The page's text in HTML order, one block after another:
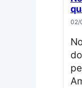
02/
Novak Djokovic: Il lupo d’inverno,